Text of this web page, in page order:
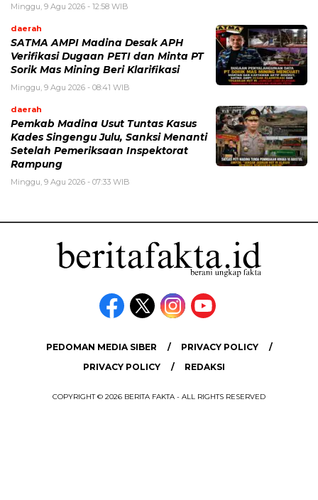
Minggu, 9 Agu 2026 - 12:58 WIB
daerah
SATMA AMPI Madina Desak APH
Verifikasi Dugaan PETI dan Minta PT
Sorik Mas Mining Beri Klarifikasi
Minggu, 9 Agu 2026 - 08:41 WIB
daerah
Pemkab Madina Usut Tuntas Kasus
Kades Singengu Julu, Sanksi Menanti
Setelah Pemeriksaan Inspektorat
Rampung
Minggu, 9 Agu 2026 - 07:33 WIB
PEDOMAN MEDIA SIBER
PRIVACY POLICY
PRIVACY POLICY
REDAKSI
COPYRIGHT © 2026 BERITA FAKTA - ALL RIGHTS RESERVED